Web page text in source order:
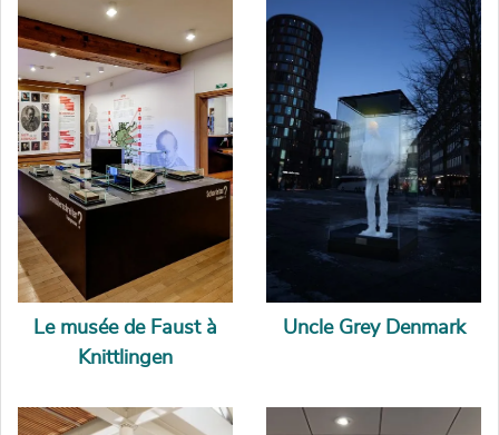
Le musée de Faust à
Knittlingen
Uncle Grey Denmark